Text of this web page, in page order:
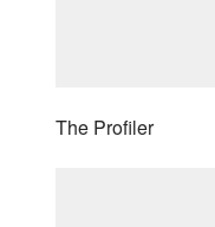
The Profiler